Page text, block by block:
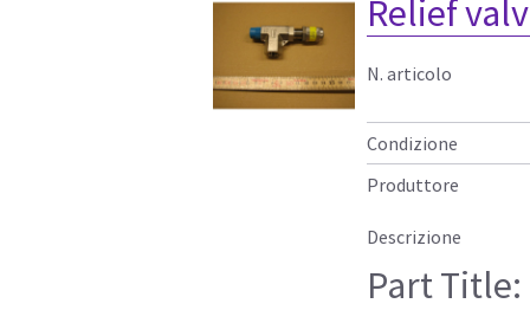
Relief
N. articolo
Condizione
Produttore
Descrizione
Part